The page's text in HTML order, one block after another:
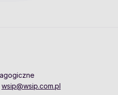
wsip@wsip.com.pl